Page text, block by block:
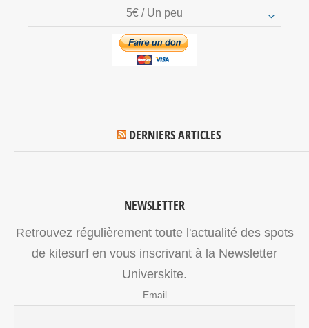
5€ / Un peu
DERNIERS ARTICLES
NEWSLETTER
Retrouvez régulièrement toute l'actualité des spots
de kitesurf en vous inscrivant à la Newsletter
Universkite.
Email